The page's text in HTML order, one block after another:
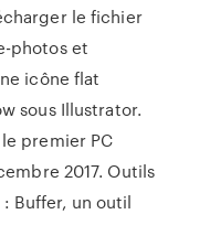
le fichier
photos et
icône flat
sous Illustrator.
premier PC
2017. Outils
Buffer, un outil